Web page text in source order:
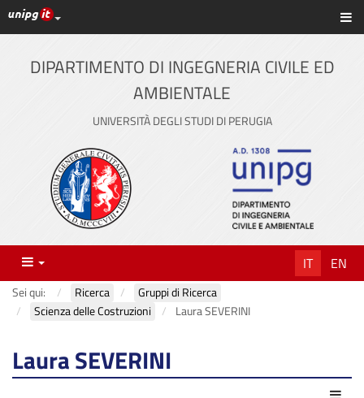
Vai
al
contenuto
principale
Link ai principali servizi web di Ateneo
DIPARTIMENTO DI INGEGNERIA CIVILE ED
AMBIENTALE
UNIVERSITÀ DEGLI STUDI DI PERUGIA
Menu IT EN
Sei qui: Ricerca
Gruppi di Ricerca
Scienza delle Costruzioni
Laura SEVERINI
Laura SEVERINI